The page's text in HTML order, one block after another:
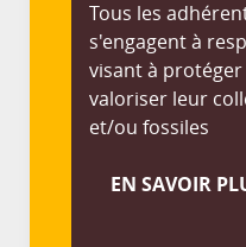
Tous les
s'engagent à
visant à
valoriser leur
et/ou fossiles
EN SAVOIR